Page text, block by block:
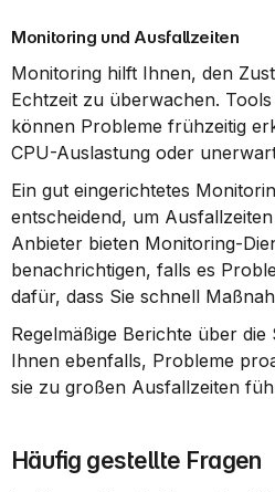
Monitoring und Ausfallzeiten
Monitoring hilft Ihnen, den
Echtzeit zu überwachen.
können Probleme frühzeitig
CPU-Auslastung oder
Ein gut eingerichtetes
entscheidend, um
Anbieter bieten Monitoring-
benachrichtigen, falls es
dafür, dass Sie schnell
Regelmäßige Berichte über
Ihnen ebenfalls, Probleme
sie zu großen Ausfallzeiten
Häufig gestellte Fragen